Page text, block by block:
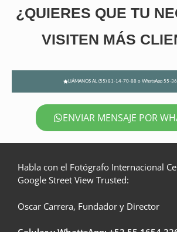
¿QUIERES QUE TU
VISITEN MÁS
LlÁMANOS AL (55) 81-14-70-88 o WhatsApp 55-
ENVIAR MENSAJE POR
Habla con el Fotógrafo Internacional
Google Street View Trusted:
Oscar Carrera, Fundador y Director